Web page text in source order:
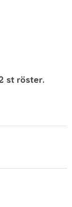
st röster.